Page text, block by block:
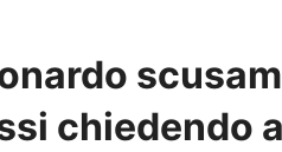
chiedendo